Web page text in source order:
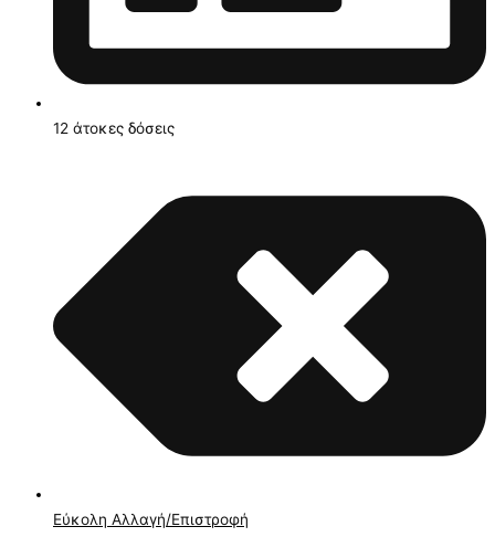
12 άτοκες δόσεις
Εύκολη Αλλαγή/Επιστροφή